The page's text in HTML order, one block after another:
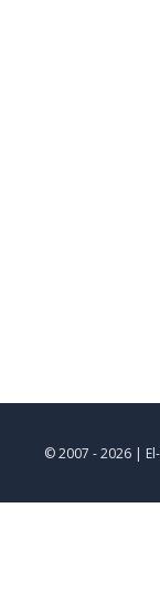
© 2007 - 2026 |